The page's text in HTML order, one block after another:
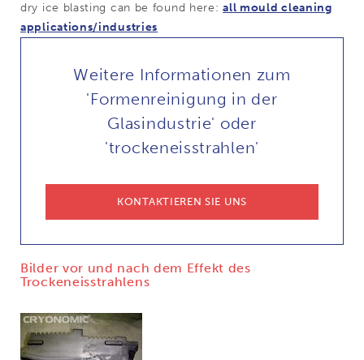
dry ice blasting can be found here:all mould cleaning
applications/industries
Weitere Informationen zum
'Formenreinigung in der
Glasindustrie' oder
'trockeneisstrahlen'
KONTAKTIEREN SIE UNS
Bilder vor und nach dem Effekt des
Trockeneisstrahlens